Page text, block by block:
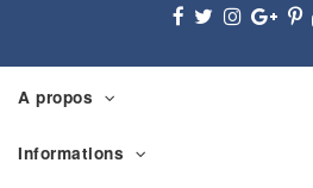
A propos
Informations